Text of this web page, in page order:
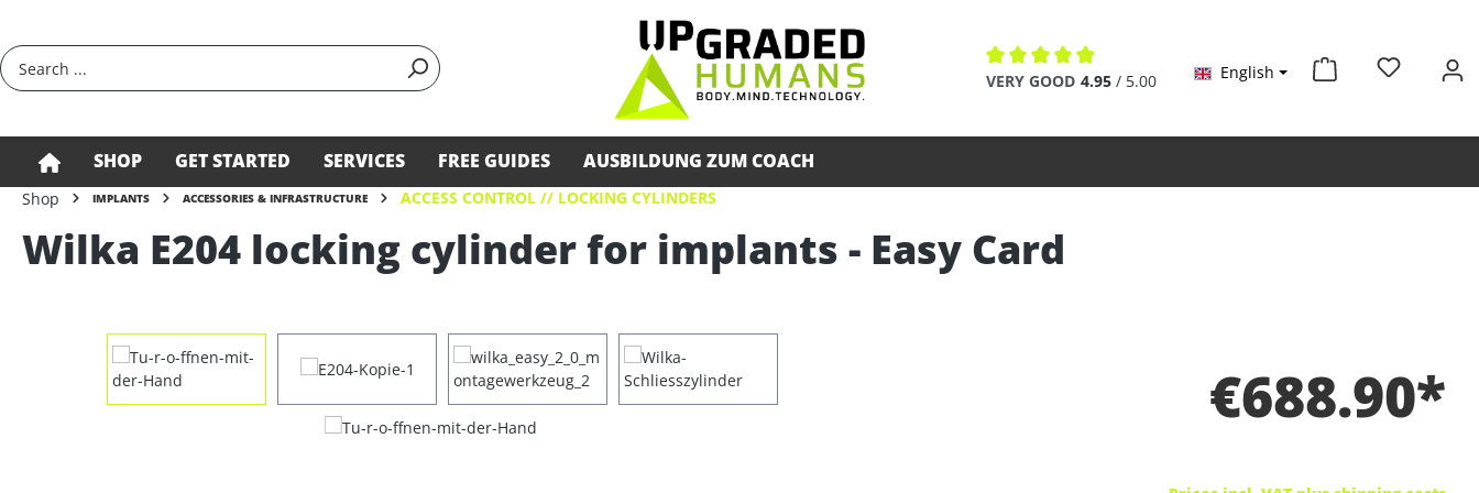
Average rating of 4.9 out of 5 stars
VERY GOOD 4.95 / 5.00 English
SHOP GET STARTED SERVICES FREE GUIDES AUSBILDUNG ZUM COACH
Shop IMPLANTS ACCESSORIES & INFRASTRUCTURE ACCESS CONTROL // LOCKING CYLINDERS
Wilka E204 locking cylinder for implants - Easy Card
Skip image gallery
€688.90*